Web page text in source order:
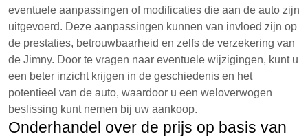
eventuele aanpassingen of modificaties die aan de auto zijn
uitgevoerd. Deze aanpassingen kunnen van invloed zijn op
de prestaties, betrouwbaarheid en zelfs de verzekering van
de Jimny. Door te vragen naar eventuele wijzigingen, kunt u
een beter inzicht krijgen in de geschiedenis en het
potentieel van de auto, waardoor u een weloverwogen
beslissing kunt nemen bij uw aankoop.
Onderhandel over de prijs op basis van